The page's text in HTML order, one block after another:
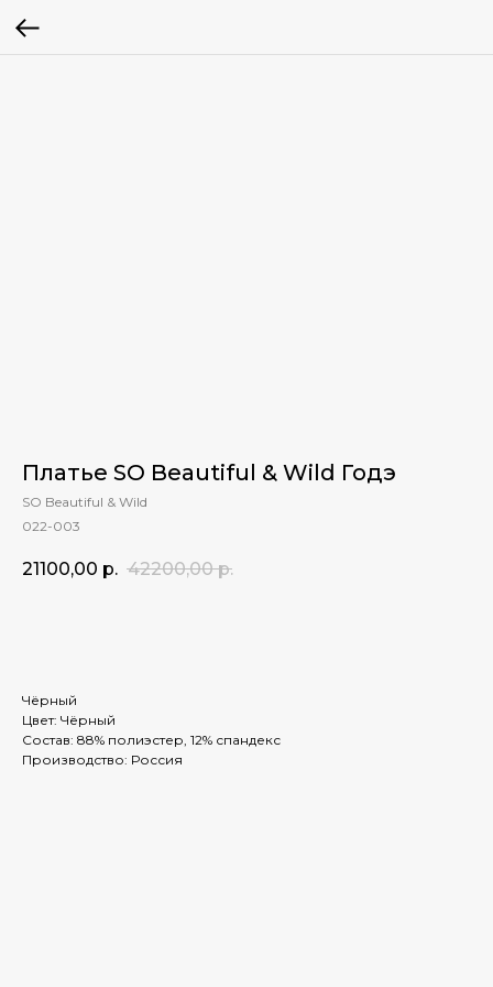
Платье SO Beautiful & Wild Годэ
SO Beautiful & Wild
022-003
21100,00 р. 42200,00 р.
Чёрный
Цвет: Чёрный
Состав: 88% полиэстер, 12% спандекс
Производство: Россия